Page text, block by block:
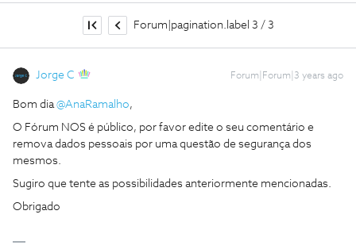
Forum|pagination.label 3 / 3
Jorge C Forum|Forum|3 years ago
Bom dia@AnaRamalho,
O Fórum NOS é público, por favor edite o seu comentário e
remova dados pessoais por uma questão de segurança dos
mesmos.
Sugiro que tente as possibilidades anteriormente mencionadas.
Obrigado